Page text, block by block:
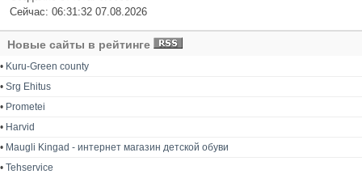
Сейчас: 06:31:32 07.08.2026
Новые сайты в рейтинге
• Kuru-Green county
• Srg Ehitus
• Prometei
• Harvid
• Maugli Kingad - интернет магазин детской обуви
• Tehservice